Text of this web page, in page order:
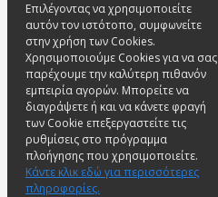
Επιλέγοντας να χρησιμοποιείτε
αυτόν τον ιστότοπο, συμφωνείτε
στην χρήση των Cookies.
Χρησιμοποιούμε Cookies για να σας
παρέχουμε την καλύτερη πιθανόν
εμπειρία αγορών. Μπορείτε να
διαγράψετε ή και να κάνετε φραγή
των Cookie επεξεργαστείτε τις
ρυθμίσεις στο πρόγραμμα
πλοήγησης που χρησιμοποιείτε.
Κάντε κλικ εδώ για περισσότερες
πληροφορίες.